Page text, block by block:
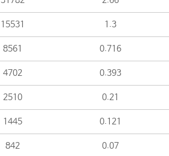
15531 1.3
8561 0.716
4702 0.393
2510 0.21
1445 0.121
842 0.07